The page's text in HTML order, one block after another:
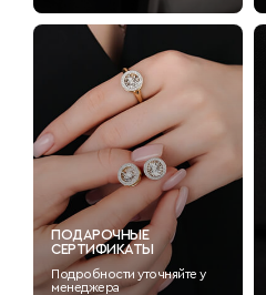
ПОДАРОЧНЫЕ
СЕРТИФИКАТЫ
Подробности уточняйте у
менеджера